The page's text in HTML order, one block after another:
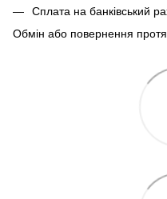
Сплата на банківський
Обмін або повернення